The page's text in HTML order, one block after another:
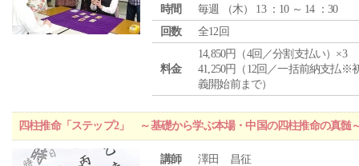
時間
毎週 （木） 13 ：10 ～ 14 ：30
回数
全12回
料金
14,850円（4回／分割支払い）×3
41,250円（12回／一括前納支払※
義開始前まで）
四柱推命「ステップ2」 ～基礎から学ぶ本場・中国の四柱推命の真髄
講師 澤田 昌征